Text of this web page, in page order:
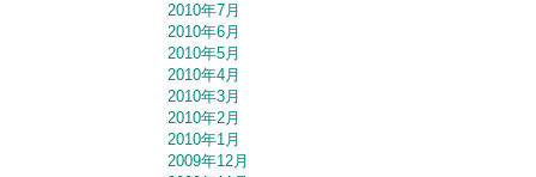
2010年7月
2010年6月
2010年5月
2010年4月
2010年3月
2010年2月
2010年1月
2009年12月